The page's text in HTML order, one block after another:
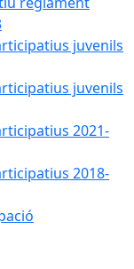
juvenils
juvenils
2021-
2018-